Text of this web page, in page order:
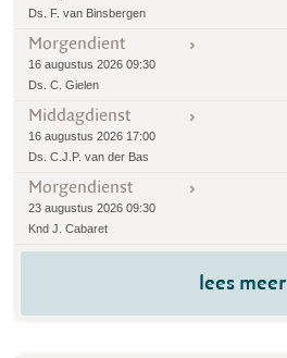
Ds. F. van Binsbergen
Morgendient
16 augustus 2026 09:30
Ds. C. Gielen
Middagdienst
16 augustus 2026 17:00
Ds. C.J.P. van der Bas
Morgendienst
23 augustus 2026 09:30
Knd J. Cabaret
lees meer